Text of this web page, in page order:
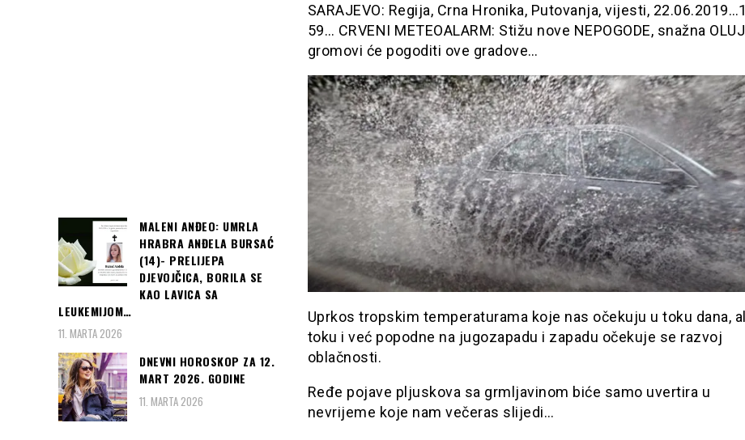
SARAJEVO: Regija, Crna Hronika, Putovanja, vijesti,
59… CRVENI METEOALARM: Stižu nove NEPOGODE, snažna
gromovi će pogoditi ove gradove…
Uprkos tropskim temperaturama koje nas očekuju u toku dana,
toku i već popodne na jugozapadu i zapadu očekuje se razvoj
oblačnosti.
Ređe pojave pljuskova sa grmljavinom biće samo uvertira u
nevrijeme koje nam večeras slijedi…
MALENI ANĐEO: UMRLA
HRABRA ANĐELA BURSAĆ
(14)- PRELIJEPA
DJEVOJČICA, BORILA SE
KAO LAVICA SA
LEUKEMIJOM…
11. MARTA 2026
DNEVNI HOROSKOP ZA 12.
MART 2026. GODINE
11. MARTA 2026